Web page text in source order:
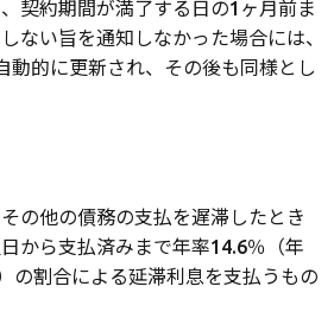
契約期間が満了する日の1ヶ月前ま
ない旨を通知しなかった場合には、
動的に更新され、その後も同様とし
の他の債務の支払を遅滞したとき
から支払済みまで年率14.6％（年
の割合による延滞利息を支払うもの